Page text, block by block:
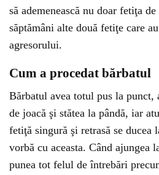
să ademenească nu doar fetiţa
săptămâni alte două fetiţe care
agresorului.
Cum a procedat bărbatul
Bărbatul avea totul pus la punct,
de joacă şi stătea la pândă, iar
fetiţă singură şi retrasă se ducea
vorbă cu aceasta. Când ajungea
punea tot felul de întrebări